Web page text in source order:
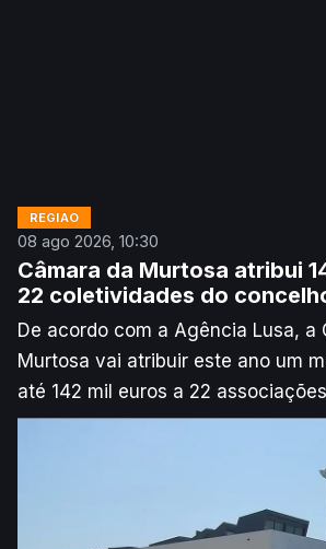
REGIÃO
08 ago 2026, 10:30
Câmara da Murtosa atribui
22 coletividades do
De acordo com a Agência Lusa, a
Murtosa vai atribuir este ano um
até 142 mil euros a 22
que se candidataram ao
sexta-feira, aquela autarquia do